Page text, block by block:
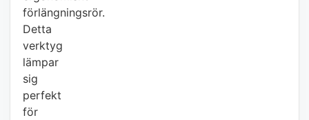
förlängningsrör.
Detta
verktyg
lämpar
sig
perfekt
för